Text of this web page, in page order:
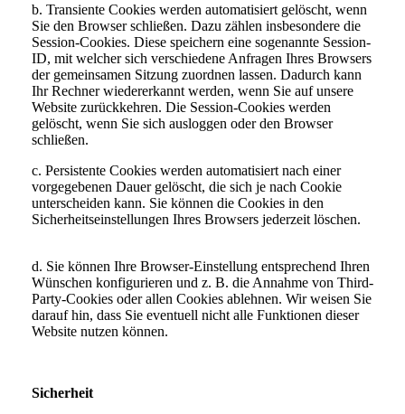
b. Transiente Cookies werden automatisiert gelöscht, wenn
Sie den Browser schließen. Dazu zählen insbesondere die
Session-Cookies. Diese speichern eine sogenannte Session-
ID, mit welcher sich verschiedene Anfragen Ihres Browsers
der gemeinsamen Sitzung zuordnen lassen. Dadurch kann
Ihr Rechner wiedererkannt werden, wenn Sie auf unsere
Website zurückkehren. Die Session-Cookies werden
gelöscht, wenn Sie sich ausloggen oder den Browser
schließen.
c. Persistente Cookies werden automatisiert nach einer
vorgegebenen Dauer gelöscht, die sich je nach Cookie
unterscheiden kann. Sie können die Cookies in den
Sicherheitseinstellungen Ihres Browsers jederzeit löschen.
d. Sie können Ihre Browser-Einstellung entsprechend Ihren
Wünschen konfigurieren und z. B. die Annahme von Third-
Party-Cookies oder allen Cookies ablehnen. Wir weisen Sie
darauf hin, dass Sie eventuell nicht alle Funktionen dieser
Website nutzen können.
Sicherheit